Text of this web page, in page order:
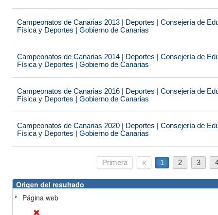
Campeonatos de Canarias 2013 | Deportes | Consejería de
Física y Deportes | Gobierno de Canarias
Campeonatos de Canarias 2014 | Deportes | Consejería de
Física y Deportes | Gobierno de Canarias
Campeonatos de Canarias 2016 | Deportes | Consejería de
Física y Deportes | Gobierno de Canarias
Campeonatos de Canarias 2020 | Deportes | Consejería de
Física y Deportes | Gobierno de Canarias
Primera « 1 2 3
Origen del resultado
Página web